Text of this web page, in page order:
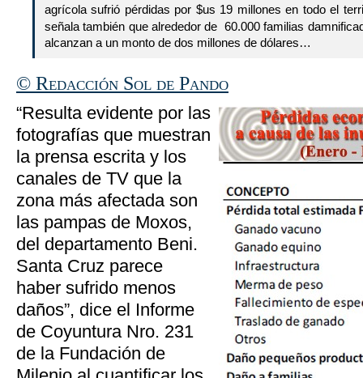
agrícola sufrió pérdidas por $us 19 millones en todo el
señala también que alrededor de 60.000 familias
alcanzan a un monto de dos millones de dólares…
© Redacción Sol de Pando
“Resulta evidente por las
fotografías que muestran
la prensa escrita y los
canales de TV que la
zona más afectada son
las pampas de Moxos,
del departamento Beni.
Santa Cruz parece
haber sufrido menos
daños”, dice el Informe
de Coyuntura Nro. 231
de la Fundación de